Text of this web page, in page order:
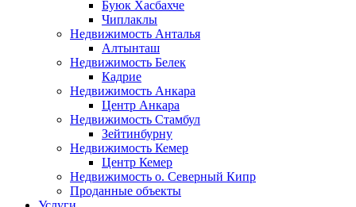
Буюк Хасбахче
Чиплаклы
Недвижимость Анталья
Алтынташ
Недвижимость Белек
Кадрие
Недвижимость Анкара
Центр Анкара
Недвижимость Стамбул
Зейтинбурну
Недвижимость Кемер
Центр Кемер
Недвижимость о. Северный Кипр
Проданные объекты